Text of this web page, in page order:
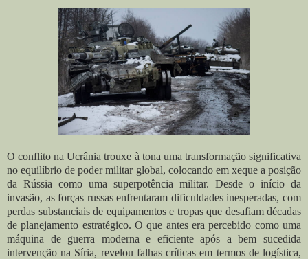
O conflito na Ucrânia trouxe à tona uma transformação significativa
no equilíbrio de poder militar global, colocando em xeque a posição
da Rússia como uma superpotência militar. Desde o início da
invasão, as forças russas enfrentaram dificuldades inesperadas, com
perdas substanciais de equipamentos e tropas que desafiam décadas
de planejamento estratégico. O que antes era percebido como uma
máquina de guerra moderna e eficiente após a bem sucedida
intervenção na Síria, revelou falhas críticas em termos de logística,